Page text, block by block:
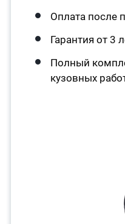
Оплата после
Гарантия от 3
Полный
кузовных